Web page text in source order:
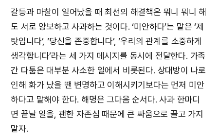
갈등과 마찰이 일어났을 때 최선의 해결책은 뭐니 뭐니 해
도 서로 양보하고 사과하는 것이다. ‘미안하다’는 말은 ‘제
탓입니다’, ‘당신을 존중합니다’, ‘우리의 관계를 소중하게
생각합니다’라는 세 가지 메시지를 동시에 전달한다. 가족
간 다툼은 대부분 사소한 일에서 비롯된다. 상대방이 나로
인해 화가 났을 땐 변명하고 이해시키기보다는 먼저 미안
하다고 말해야 한다. 해명은 그다음 순서다. 사과 한마디
면 끝날 일을, 괜한 자존심 때문에 큰 싸움으로 끌고 가지
말자.